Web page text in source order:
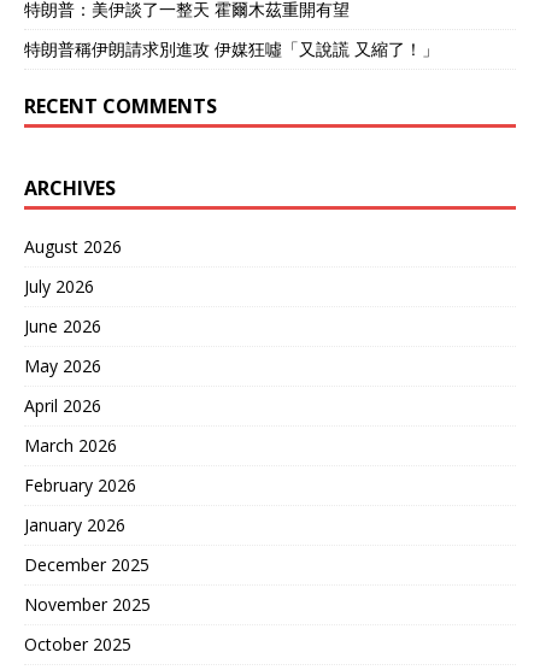
特朗普：美伊談了一整天 霍爾木茲重開有望
特朗普稱伊朗請求別進攻 伊媒狂噓「又說謊 又縮了！」
RECENT COMMENTS
ARCHIVES
August 2026
July 2026
June 2026
May 2026
April 2026
March 2026
February 2026
January 2026
December 2025
November 2025
October 2025